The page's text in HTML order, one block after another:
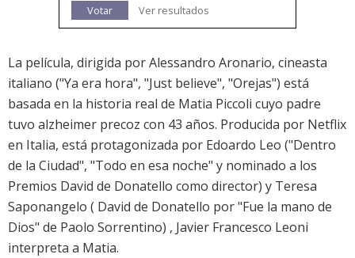
Votar
Ver resultados
La película, dirigida por Alessandro Aronario, cineasta
italiano ("Ya era hora", "Just believe", "Orejas") está
basada en la historia real de Matia Piccoli cuyo padre
tuvo alzheimer precoz con 43 años. Producida por Netflix
en Italia, está protagonizada por Edoardo Leo ("Dentro
de la Ciudad", "Todo en esa noche" y nominado a los
Premios David de Donatello como director) y Teresa
Saponangelo ( David de Donatello por "Fue la mano de
Dios" de Paolo Sorrentino) , Javier Francesco Leoni
interpreta a Matia.